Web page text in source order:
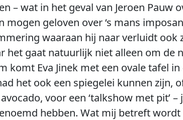
– wat in het geval van Jeroen Pauw
mogen geloven over ‘s mans
waaraan hij naar verluidt ook
het gaat natuurlijk niet alleen om de
komt Eva Jinek met een ovale tafel
het ook een spiegelei kunnen zijn,
voor een ‘talkshow met pit’
hebben. Wat mij betreft